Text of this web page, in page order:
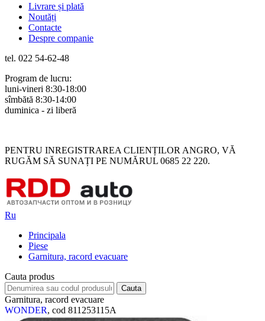
Livrare și plată
Noutăți
Contacte
Despre companie
tel. 022 54-62-48
Program de lucru:
luni-vineri 8:30-18:00
sîmbătă 8:30-14:00
duminica - zi liberă
PENTRU INREGISTRAREA CLIENȚILOR ANGRO, VĂ
RUGĂM SĂ SUNAȚI PE NUMĂRUL 0685 22 220.
Ru
Principala
Piese
Garnitura, racord evacuare
Cauta produs
Garnitura, racord evacuare
WONDER, cod 811253115A